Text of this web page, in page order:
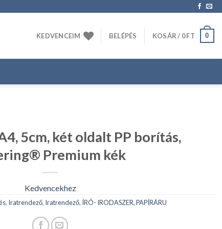
KEDVENCEIM BELÉPÉS KOSÁR / 0FT 0
5cm, két oldalt PP borítás,
Premium kék
Kedvencekhez
, Iratrendező, Iratrendező, ÍRÓ- IRODASZER, PAPÍRÁRU